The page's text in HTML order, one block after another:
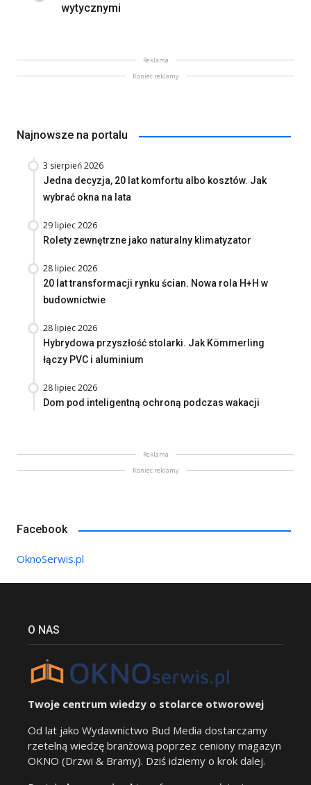
wytycznymi
Reklama
Koniec reklamy
Najnowsze na portalu
3 sierpień 2026
Jedna decyzja, 20 lat komfortu albo kosztów. Jak
wybrać okna na lata
29 lipiec 2026
Rolety zewnętrzne jako naturalny klimatyzator
28 lipiec 2026
20 lat transformacji rynku ścian. Nowa rola H+H w
budownictwie
28 lipiec 2026
Hybrydowa przyszłość stolarki. Jak Kömmerling
łączy PVC i aluminium
28 lipiec 2026
Dom pod inteligentną ochroną podczas wakacji
Reklama
Koniec reklamy
Facebook
OknoSerwis.pl
O NAS
Twoje centrum wiedzy o stolarce otworowej
Od lat jako Wydawnictwo Bud Media dostarczamy
rzetelną wiedzę branżową poprzez ceniony magazyn
OKNO (Drzwi & Bramy). Dziś idziemy o krok dalej.